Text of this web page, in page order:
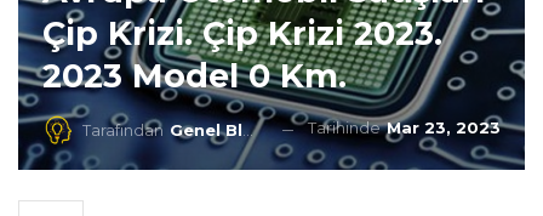
Çip Krizi. Çip Krizi 2023.
2023 Model 0 Km.
Tarafından Genel Blog TarihindeMar 23, 2023